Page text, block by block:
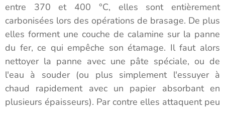
entre 370 et 400 °C, elles sont entièrement
carbonisées lors des opérations de brasage. De plus
elles forment une couche de calamine sur la panne
du fer, ce qui empêche son étamage. Il faut alors
nettoyer la panne avec une pâte spéciale, ou de
l'eau à souder (ou plus simplement l'essuyer à
chaud rapidement avec un papier absorbant en
plusieurs épaisseurs). Par contre elles attaquent peu